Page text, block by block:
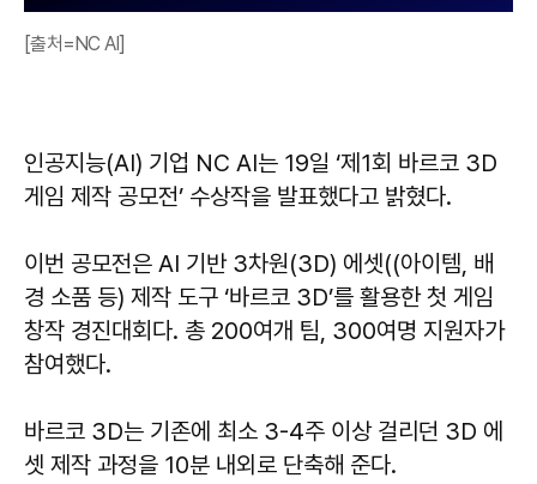
[출처=NC AI]
인공지능(AI) 기업 NC AI는 19일 ‘제1회 바르코 3D
게임 제작 공모전’ 수상작을 발표했다고 밝혔다.
이번 공모전은 AI 기반 3차원(3D) 에셋((아이템, 배
경 소품 등) 제작 도구 ‘바르코 3D’를 활용한 첫 게임
창작 경진대회다. 총 200여개 팀, 300여명 지원자가
참여했다.
바르코 3D는 기존에 최소 3-4주 이상 걸리던 3D 에
셋 제작 과정을 10분 내외로 단축해 준다.